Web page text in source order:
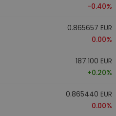
-0.40%
0.865657 EUR
0.00%
187.100 EUR
+0.20%
0.865440 EUR
0.00%